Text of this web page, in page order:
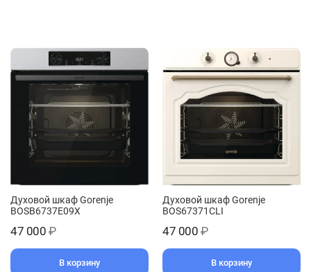
Духовой шкаф Gorenje
BOSB6737E09X
47 000 ₽
В корзину
Духовой шкаф Gorenje
BOS67371CLI
47 000 ₽
В корзину